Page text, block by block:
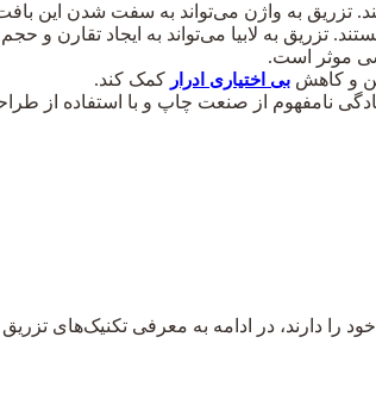
تزریق به واژن می‌تواند به سفت شدن این
تزریق به لابیا می‌تواند به ایجاد تقارن و
موثر است.
و کاهش بی‌ اختیاری ادرار کمک کند.
نامفهوم از صنعت چاپ و با استفاده از
دارند، در ادامه به معرفی تکنیک‌های